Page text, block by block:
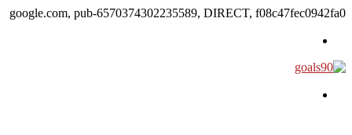
google.com, pub-6570374302235589, DIRECT, f08c47fec0942fa0